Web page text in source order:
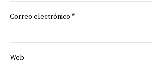
Correo electrónico *
Web